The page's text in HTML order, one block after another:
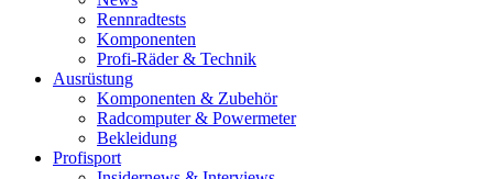
Rennradtests
Komponenten
Profi-Räder & Technik
Ausrüstung
Komponenten & Zubehör
Radcomputer & Powermeter
Bekleidung
Profisport